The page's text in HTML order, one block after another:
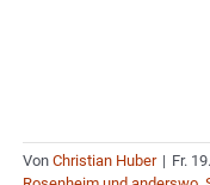
Von Christian Huber | Fr.